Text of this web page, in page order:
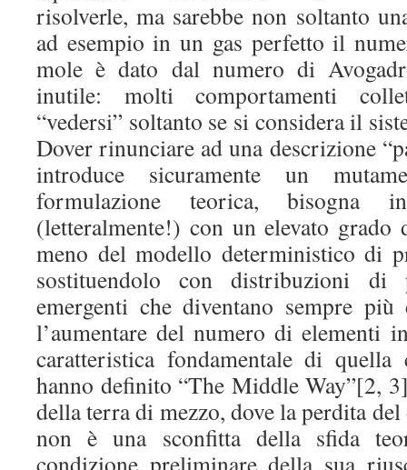
risolverle, ma sarebbe non soltanto
ad esempio in un gas perfetto il
mole è dato dal numero di
inutile: molti comportamenti
“vedersi” soltanto se si considera il
Dover rinunciare ad una descrizione
introduce sicuramente un
formulazione teorica,
(letteralmente!) con un elevato
meno del modello deterministico di
sostituendolo con distribuzioni di
emergenti che diventano sempre
l’aumentare del numero di elementi
caratteristica fondamentale di
hanno definito “The Middle Way”[2,
della terra di mezzo, dove la perdita
non è una sconfitta della sfida
condizione preliminare della sua